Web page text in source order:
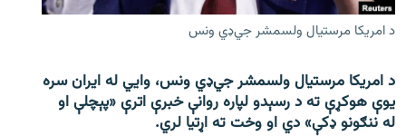
د امریکا مرستیال ولسمشر جي‌ډي ونس
د امریکا مرستیال ولسمشر جي‌ډي ونس، وايي له ایران سره
یوې هوکړې ته د رسېدو لپاره روانې خبرې اترې «پېچلې او
له ننګونو ډکې» دي او وخت ته اړتیا لري.